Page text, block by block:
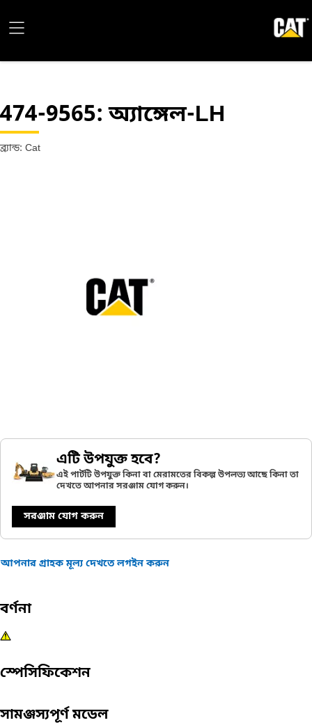
474-9565: অ্যাঙ্গেল-LH
ব্র্যান্ড: Cat
এটি উপযুক্ত হবে?
এই পার্টটি উপযুক্ত কিনা বা মেরামতের বিকল্প উপলভ্য আছে কিনা তা
দেখতে আপনার সরঞ্জাম যোগ করুন।
সরঞ্জাম যোগ করুন
আপনার গ্রাহক মূল্য দেখতে লগইন করুন
বর্ণনা
স্পেসিফিকেশন
সামঞ্জস্যপূর্ণ মডেল